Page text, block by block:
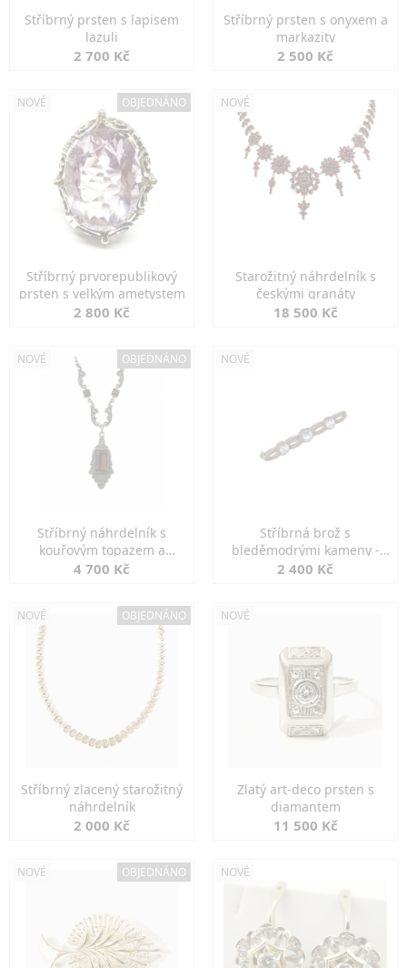
Stříbrný prsten s lapisem
lazuli
2 700 Kč
Stříbrný prsten s onyxem a
markazity
2 500 Kč
NOVÉ OBJEDNÁNO
Stříbrný prvorepublikový
prsten s velkým ametystem
2 800 Kč
NOVÉ
Starožitný náhrdelník s
českými granáty
18 500 Kč
NOVÉ OBJEDNÁNO
Stříbrný náhrdelník s
kouřovým topazem a
markazity
4 700 Kč
NOVÉ
Stříbrná brož s
bleděmodrými kameny -
jemná elegance
2 400 Kč
NOVÉ OBJEDNÁNO
Stříbrný zlacený starožitný
náhrdelník
2 000 Kč
NOVÉ
Zlatý art-deco prsten s
diamantem
11 500 Kč
NOVÉ OBJEDNÁNO NOVÉ